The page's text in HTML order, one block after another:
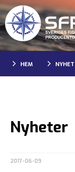
HEM
Nyheter
2017-06-09